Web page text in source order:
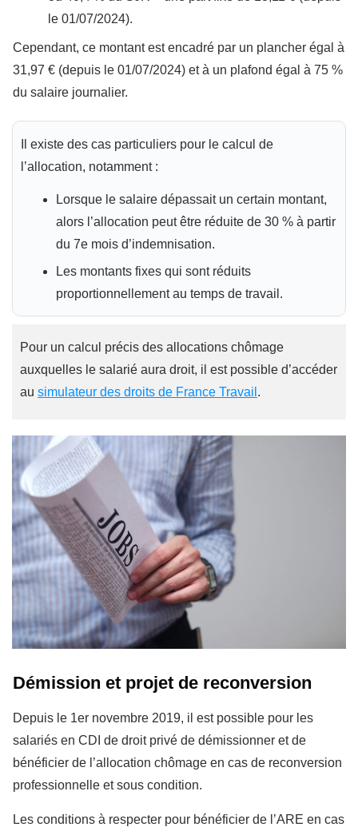
le 01/07/2024).
Cependant, ce montant est encadré par un plancher égal à
31,97 € (depuis le 01/07/2024) et à un plafond égal à 75 %
du salaire journalier.
Il existe des cas particuliers pour le calcul de
l’allocation, notamment :
Lorsque le salaire dépassait un certain montant,
alors l’allocation peut être réduite de 30 % à partir
du 7e mois d’indemnisation.
Les montants fixes qui sont réduits
proportionnellement au temps de travail.
Pour un calcul précis des allocations chômage
auxquelles le salarié aura droit, il est possible d’accéder
au simulateur des droits de France Travail .
Démission et projet de reconversion
Depuis le 1er novembre 2019, il est possible pour les
salariés en CDI de droit privé de démissionner et de
bénéficier de l’allocation chômage en cas de reconversion
professionnelle et sous condition.
Les conditions à respecter pour bénéficier de l’ARE en cas